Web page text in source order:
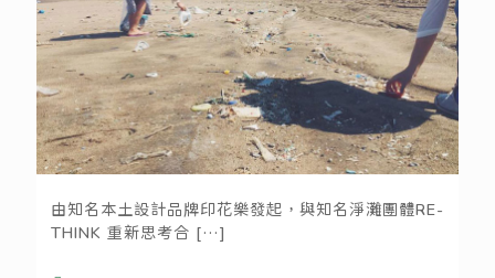
非典型淨灘活動─快樂浪花淨灘藝術節
由知名本土設計品牌印花樂發起，與知名淨灘團體RE-
THINK 重新思考合 […]